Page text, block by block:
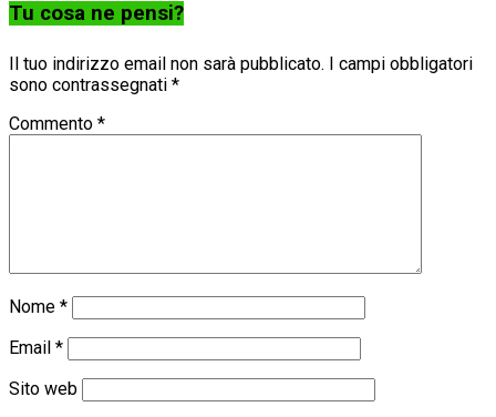
Tu cosa ne pensi?
Il tuo indirizzo email non sarà pubblicato. I campi obbligatori
sono contrassegnati *
Commento *
Nome *
Email *
Sito web